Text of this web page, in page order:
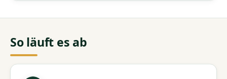
So läuft es ab